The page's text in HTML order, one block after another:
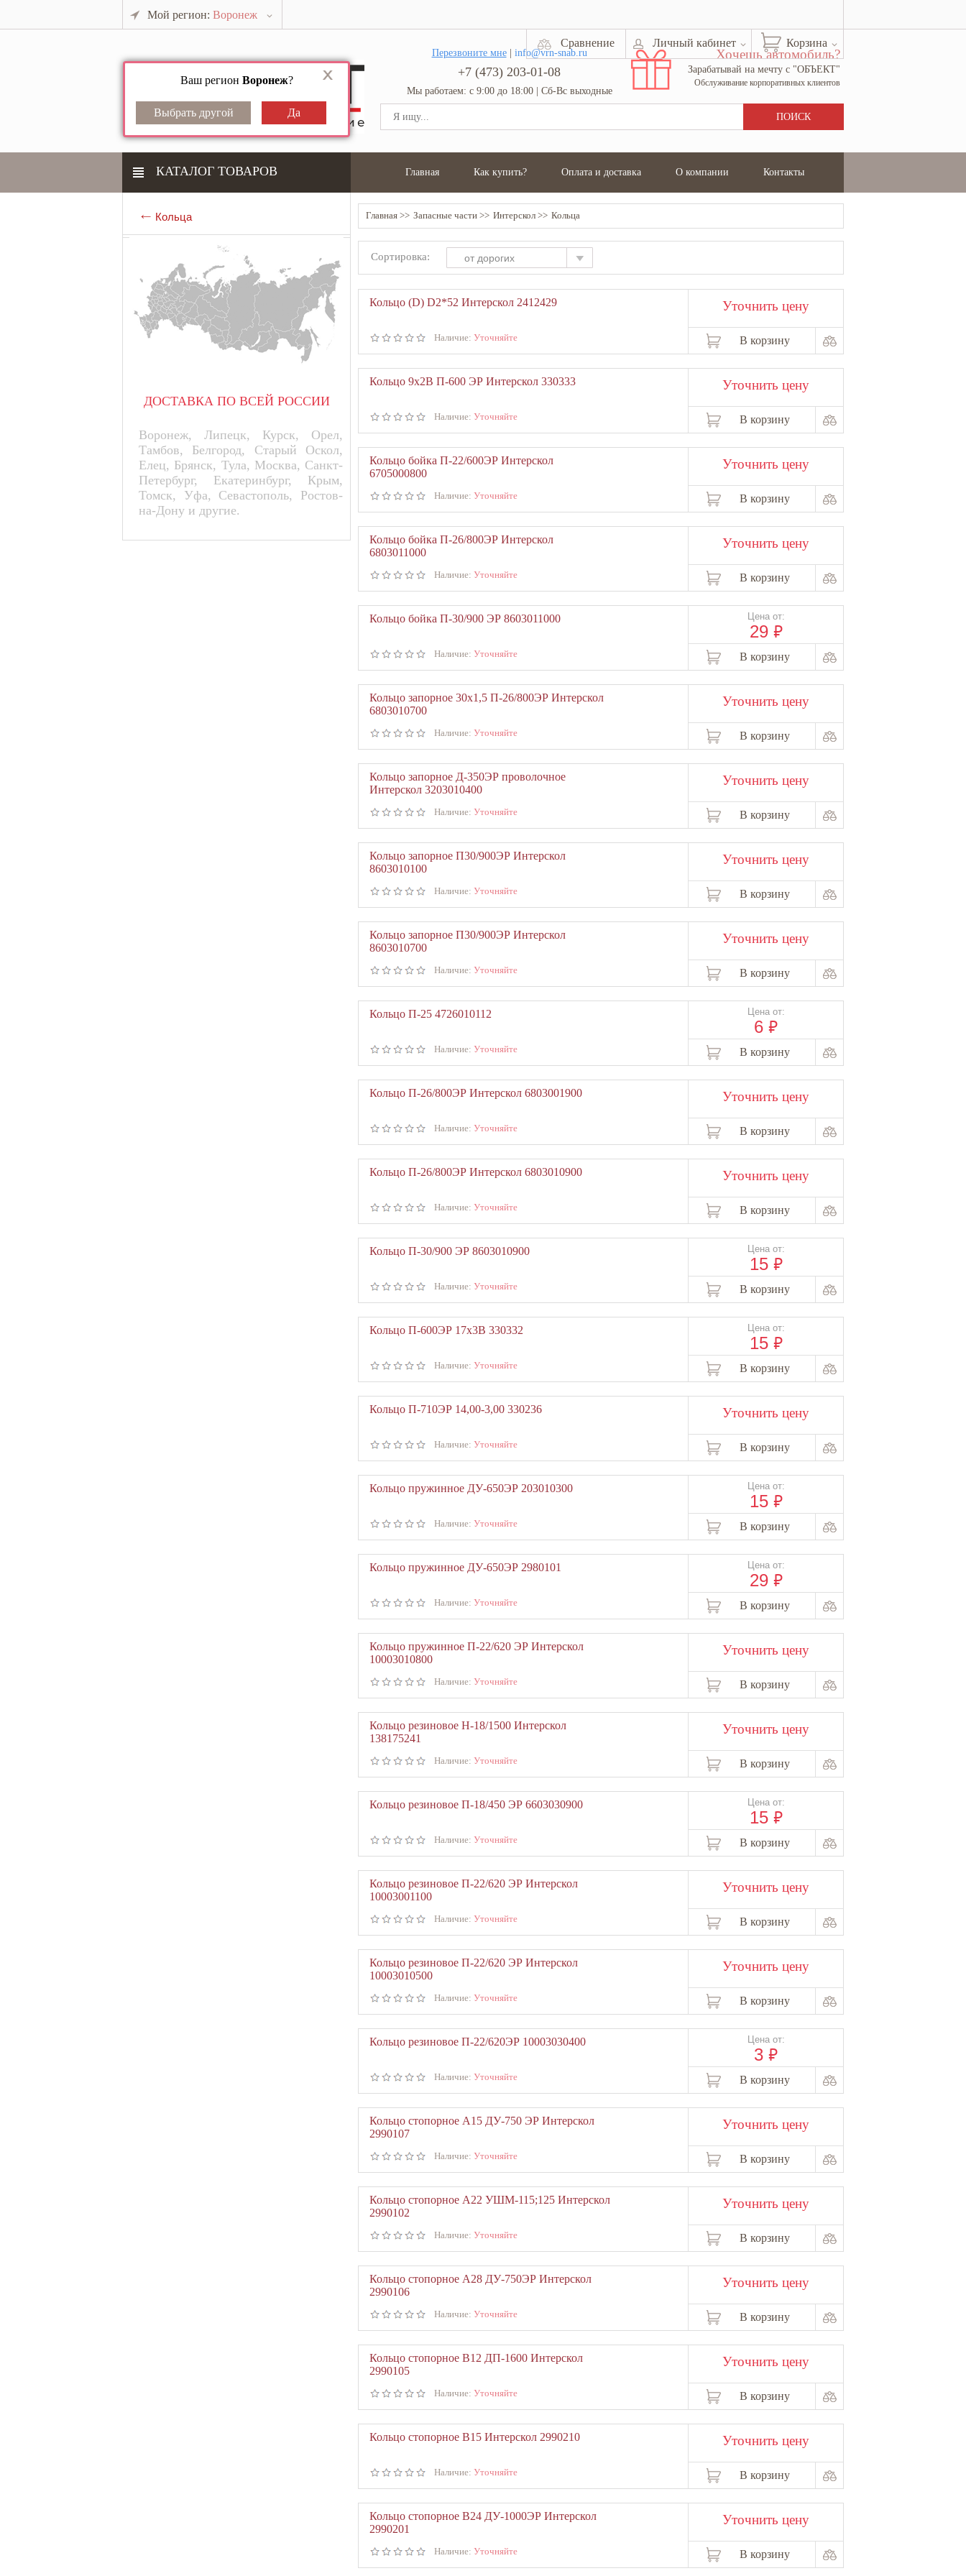
Мой регион: Воронеж
Ваш регион Воронеж?
Корзина
Личный кабинет
Сравнение
Перезвоните мне| info@vrn-snab.ru
+7 (473) 203-01-08
Мы работаем: с 9:00 до 18:00 | Сб-Вс выходные
Хочешь автомобиль?
Зарабатывай на мечту с "ОБЪЕКТ"
Обслуживание корпоративных клиентов
КАТАЛОГ ТОВАРОВ Главная Как купить? Оплата и доставка О компании Контакты
Кольца
ДОСТАВКА ПО ВСЕЙ РОССИИ
Воронеж, Липецк, Курск, Орел,
Тамбов, Белгород, Старый Оскол,
Елец, Брянск, Тула, Москва, Санкт-
Петербург, Екатеринбург, Крым,
Томск, Уфа, Севастополь, Ростов-
на-Дону и другие.
Главная Запасные части Интерскол Кольца
Сортировка: от дорогих
Кольцо (D) D2*52 Интерскол 2412429
Наличие: Уточняйте
Уточнить цену
В корзину
Кольцо 9х2В П-600 ЭР Интерскол 330333
Наличие: Уточняйте
Уточнить цену
В корзину
Кольцо бойка П-22/600ЭР Интерскол
6705000800
Наличие: Уточняйте
Уточнить цену
В корзину
Кольцо бойка П-26/800ЭР Интерскол
6803011000
Наличие: Уточняйте
Уточнить цену
В корзину
Кольцо бойка П-30/900 ЭР 8603011000
Наличие: Уточняйте
Цена от:
29 ₽
В корзину
Кольцо запорное 30х1,5 П-26/800ЭР Интерскол
6803010700
Наличие: Уточняйте
Уточнить цену
В корзину
Кольцо запорное Д-350ЭР проволочное
Интерскол 3203010400
Наличие: Уточняйте
Уточнить цену
В корзину
Кольцо запорное П30/900ЭР Интерскол
8603010100
Наличие: Уточняйте
Уточнить цену
В корзину
Кольцо запорное П30/900ЭР Интерскол
8603010700
Наличие: Уточняйте
Уточнить цену
В корзину
Кольцо П-25 4726010112
Наличие: Уточняйте
Цена от:
6 ₽
В корзину
Кольцо П-26/800ЭР Интерскол 6803001900
Наличие: Уточняйте
Уточнить цену
В корзину
Кольцо П-26/800ЭР Интерскол 6803010900
Наличие: Уточняйте
Уточнить цену
В корзину
Кольцо П-30/900 ЭР 8603010900
Наличие: Уточняйте
Цена от:
15 ₽
В корзину
Кольцо П-600ЭР 17х3В 330332
Наличие: Уточняйте
Цена от:
15 ₽
В корзину
Кольцо П-710ЭР 14,00-3,00 330236
Наличие: Уточняйте
Уточнить цену
В корзину
Кольцо пружинное ДУ-650ЭР 203010300
Наличие: Уточняйте
Цена от:
15 ₽
В корзину
Кольцо пружинное ДУ-650ЭР 2980101
Наличие: Уточняйте
Цена от:
29 ₽
В корзину
Кольцо пружинное П-22/620 ЭР Интерскол
10003010800
Наличие: Уточняйте
Уточнить цену
В корзину
Кольцо резиновое Н-18/1500 Интерскол
138175241
Наличие: Уточняйте
Уточнить цену
В корзину
Кольцо резиновое П-18/450 ЭР 6603030900
Наличие: Уточняйте
Цена от:
15 ₽
В корзину
Кольцо резиновое П-22/620 ЭР Интерскол
10003001100
Наличие: Уточняйте
Уточнить цену
В корзину
Кольцо резиновое П-22/620 ЭР Интерскол
10003010500
Наличие: Уточняйте
Уточнить цену
В корзину
Кольцо резиновое П-22/620ЭР 10003030400
Наличие: Уточняйте
Цена от:
3 ₽
В корзину
Кольцо стопорное А15 ДУ-750 ЭР Интерскол
2990107
Наличие: Уточняйте
Уточнить цену
В корзину
Кольцо стопорное А22 УШМ-115;125 Интерскол
2990102
Наличие: Уточняйте
Уточнить цену
В корзину
Кольцо стопорное А28 ДУ-750ЭР Интерскол
2990106
Наличие: Уточняйте
Уточнить цену
В корзину
Кольцо стопорное В12 ДП-1600 Интерскол
2990105
Наличие: Уточняйте
Уточнить цену
В корзину
Кольцо стопорное В15 Интерскол 2990210
Наличие: Уточняйте
Уточнить цену
В корзину
Кольцо стопорное В24 ДУ-1000ЭР Интерскол
2990201
Наличие: Уточняйте
Уточнить цену
В корзину